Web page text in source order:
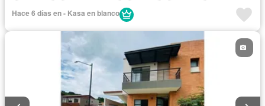
Internet
Vista panorámica
Seguridad privada
Hace 6 días en - Kasa en blanco